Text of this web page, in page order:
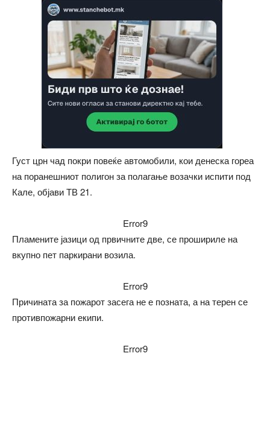
Густ црн чад покри повеќе автомобили, кои денеска гореа
на поранешниот полигон за полагање возачки испити под
Кале, објави ТВ 21.
Error9
Пламените јазици од првичните две, се прошириле на
вкупно пет паркирани возила.
Error9
Причината за пожарот засега не е позната, а на терен се
противпожарни екипи.
Error9